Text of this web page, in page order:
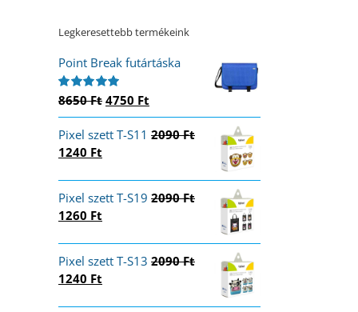
Legkeresettebb termékeink
Point Break futártáska
Értékelés:
8650Ft Original
price
was:
4750 Ft
price
is:
Pixel szett T-S11 2090Ft
Original
2090 Ft.
1240 Ft
1240 Ft.
Pixel szett T-S19 2090Ft
Original
2090 Ft.
1260 Ft
1260 Ft.
Pixel szett T-S13 2090Ft
Original
1240 Ft